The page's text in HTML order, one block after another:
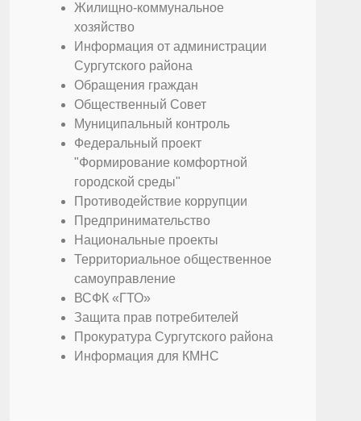
Жилищно-коммунальное
хозяйство
Информация от администрации
Сургутского района
Обращения граждан
Общественный Совет
Муниципальный контроль
Федеральный проект
"Формирование комфортной
городской среды"
Противодействие коррупции
Предпринимательство
Национальные проекты
Территориальное общественное
самоуправление
ВСФК «ГТО»
Защита прав потребителей
Прокуратура Сургутского района
Информация для КМНС